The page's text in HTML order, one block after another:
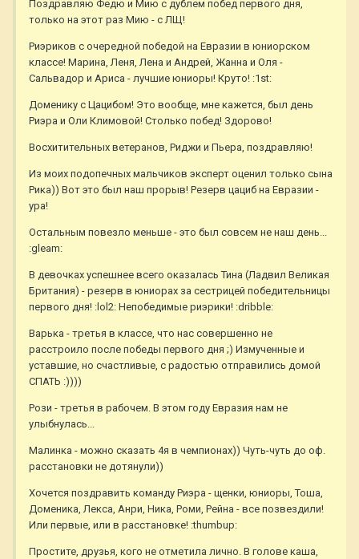
Поздравляю Федю и Мию с дублем побед первого дня,
только на этот раз Мию - с ЛЩ!
Риэриков с очередной победой на Евразии в юниорском
классе! Марина, Леня, Лена и Андрей, Жанна и Оля -
Сальвадор и Ариса - лучшие юниоры! Круто! :1st:
Доменику с Цацибом! Это вообще, мне кажется, был день
Риэра и Оли Климовой! Столько побед! Здорово!
Восхитительных ветеранов, Риджи и Пьера, поздравляю!
Из моих подопечных мальчиков эксперт оценил только сына
Рика)) Вот это был наш прорыв! Резерв цациб на Евразии -
ура!
Остальным повезло меньше - это был совсем не наш день...
:gleam:
В девочках успешнее всего оказалась Тина (Ладвил Великая
Британия) - резерв в юниорах за сестрицей победительницы
первого дня! :lol2: Непобедимые риэрики! :dribble:
Варька - третья в классе, что нас совершенно не
расстроило после победы первого дня ;) Измученные и
уставшие, но счастливые, с радостью отправились домой
СПАТЬ :))))
Рози - третья в рабочем. В этом году Евразия нам не
улыбнулась...
Малинка - можно сказать 4я в чемпионах)) Чуть-чуть до оф.
расстановки не дотянули))
Хочется поздравить команду Риэра - щенки, юниоры, Тоша,
Доменика, Лекса, Анри, Ника, Роми, Рейна - все позвездили!
Или первые, или в расстановке! :thumbup:
Простите, друзья, кого не отметила лично. В голове каша,